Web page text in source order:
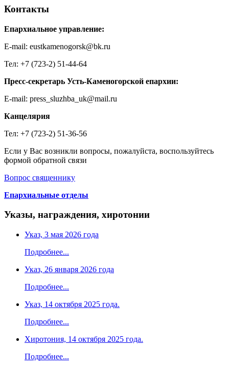
Контакты
Епархиальное управление:
E-mail: eustkamenogorsk@bk.ru
Тел: +7 (723-2) 51-44-64
Пресс-секретарь Усть-Каменогорской епархии:
E-mail: press_sluzhba_uk@mail.ru
Канцелярия
Тел: +7 (723-2) 51-36-56
Если у Вас возникли вопросы, пожалуйста, воспользуйтесь
формой обратной связи
Вопрос священнику
Епархиальные отделы
Указы, награждения, хиротонии
Указ, 3 мая 2026 года
Подробнее...
Указ, 26 января 2026 года
Подробнее...
Указ, 14 октября 2025 года.
Подробнее...
Хиротония, 14 октября 2025 года.
Подробнее...